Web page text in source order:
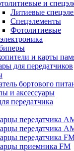
и
Литиевые
Спецэлементы
Фотолитиевые
и карты
для передатчиков
бортового
и аксессуары
передатчика
передатчика
передатчика
передатчика
приемника FM